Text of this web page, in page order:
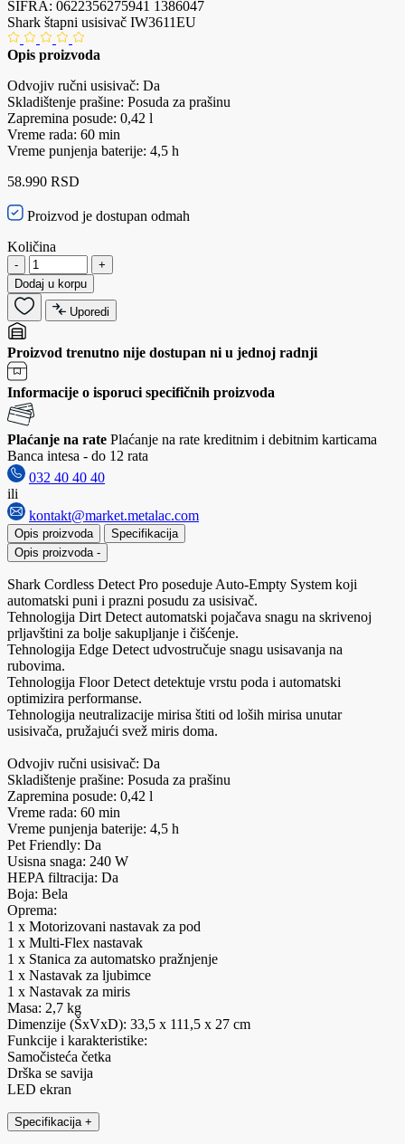
ŠIFRA: 0622356275941 1386047
Shark štapni usisivač IW3611EU
Opis proizvoda
Odvojiv ručni usisivač: Da
Skladištenje prašine: Posuda za prašinu
Zapremina posude: 0,42 l
Vreme rada: 60 min
Vreme punjenja baterije: 4,5 h
58.990 RSD
Proizvod je dostupan odmah
Količina
-
+
Dodaj u korpu
Uporedi
Proizvod trenutno nije dostupan ni u jednoj radnji
Informacije o isporuci specifičnih proizvoda
Plaćanje na rate Plaćanje na rate kreditnim i debitnim karticama
Banca intesa - do 12 rata
032 40 40 40
ili
kontakt@market.metalac.com
Opis proizvoda
Specifikacija
Opis proizvoda -
Shark Cordless Detect Pro poseduje Auto-Empty System koji
automatski puni i prazni posudu za usisivač.
Tehnologija Dirt Detect automatski pojačava snagu na skrivenoj
prljavštini za bolje sakupljanje i čišćenje.
Tehnologija Edge Detect udvostručuje snagu usisavanja na
rubovima.
Tehnologija Floor Detect detektuje vrstu poda i automatski
optimizira performanse.
Tehnologija neutralizacije mirisa štiti od loših mirisa unutar
usisivača, pružajući svež miris doma.
Odvojiv ručni usisivač: Da
Skladištenje prašine: Posuda za prašinu
Zapremina posude: 0,42 l
Vreme rada: 60 min
Vreme punjenja baterije: 4,5 h
Pet Friendly: Da
Usisna snaga: 240 W
HEPA filtracija: Da
Boja: Bela
Oprema:
1 x Motorizovani nastavak za pod
1 x Multi-Flex nastavak
1 x Stanica za automatsko pražnjenje
1 x Nastavak za ljubimce
1 x Nastavak za miris
Masa: 2,7 kg
Dimenzije (ŠxVxD): 33,5 x 111,5 x 27 cm
Funkcije i karakteristike:
Samočisteća četka
Drška se savija
LED ekran
Specifikacija +